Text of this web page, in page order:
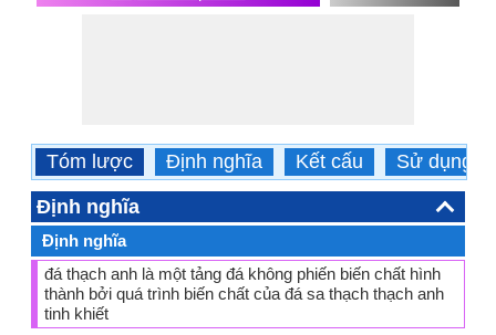
Tóm lược Định nghĩa Kết cấu Sử dụng
Định nghĩa
Định nghĩa
đá thạch anh là một tảng đá không phiến biến chất hình
thành bởi quá trình biến chất của đá sa thạch thạch anh
tinh khiết